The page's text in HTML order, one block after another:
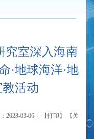
究室深入海南
·地球海洋·地
活动
2023-03-06 | 【打印 】 【 关